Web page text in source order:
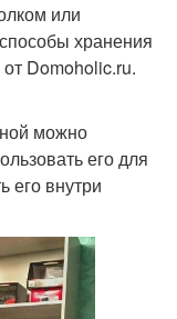
или
хранения
Domoholic.ru.
можно
его для
его внутри